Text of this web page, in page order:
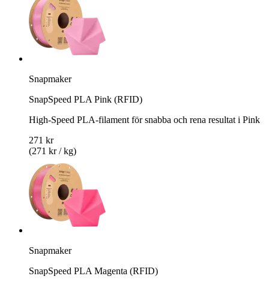
Snapmaker
SnapSpeed PLA Pink (RFID)
High-Speed PLA-filament för snabba och rena resultat i Pink
271 kr
(271 kr / kg)
Snapmaker
SnapSpeed PLA Magenta (RFID)